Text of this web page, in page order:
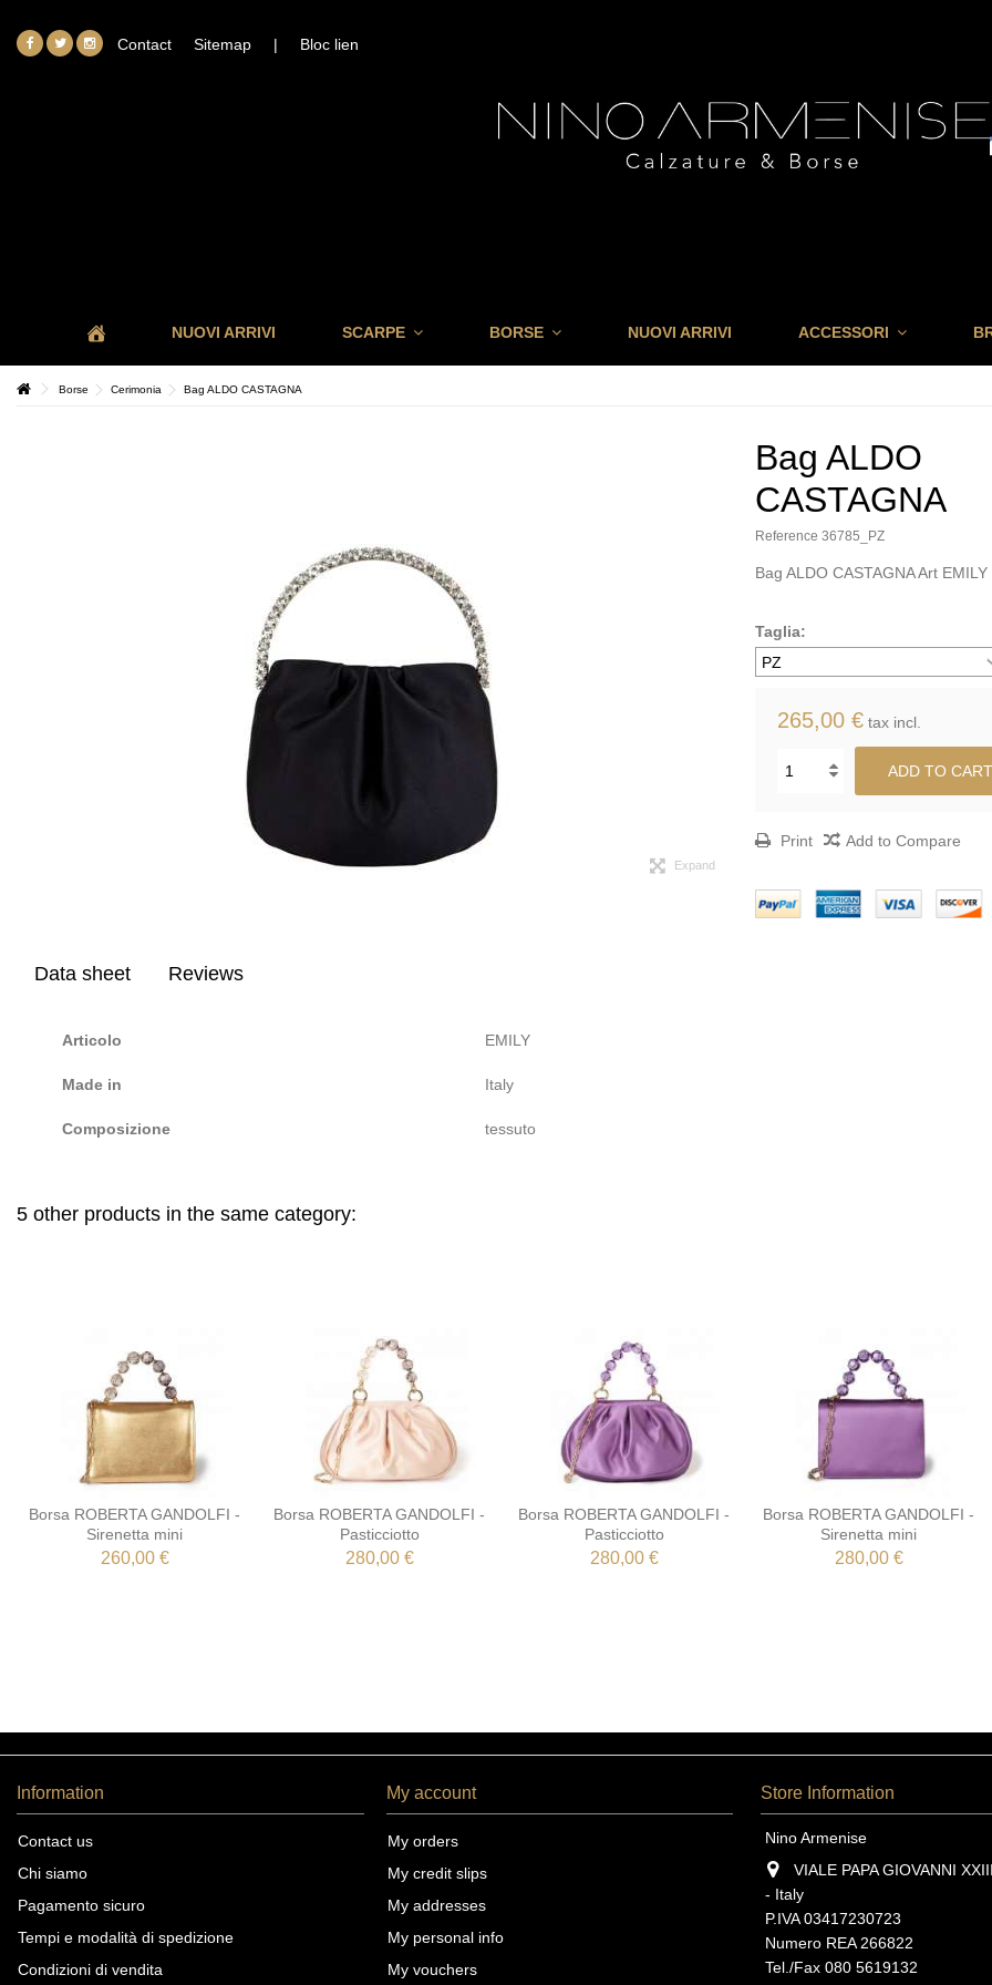
Contact Sitemap | Bloc lien
NUOVI ARRIVI SCARPE BORSE NUOVI ARRIVI ACCESSORI
Borse Cerimonia Bag ALDO CASTAGNA
Expand
Bag ALDO
CASTAGNA
Reference 36785_PZ
Bag ALDO CASTAGNA Art EMILY
Taglia:
265,00 € tax incl.
ADD TO CART
Print Add to Compare
Data sheet Reviews
Articolo EMILY
Made in Italy
Composizione tessuto
5 other products in the same category:
Borsa ROBERTA GANDOLFI -
Sirenetta mini
260,00 €
Borsa ROBERTA GANDOLFI -
Pasticciotto
280,00 €
Borsa ROBERTA GANDOLFI -
Pasticciotto
280,00 €
Borsa ROBERTA GANDOLFI -
Sirenetta mini
280,00 €
Information
Contact us
Chi siamo
Pagamento sicuro
Tempi e modalità di spedizione
Condizioni di vendita
My account
My orders
My credit slips
My addresses
My personal info
My vouchers
Store Information
Nino Armenise
VIALE PAPA GIOVANNI
- Italy
P.IVA 03417230723
Numero REA 266822
Tel./Fax 080 5619132